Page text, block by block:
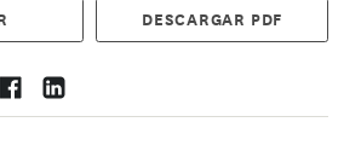
DESCARGAR PDF